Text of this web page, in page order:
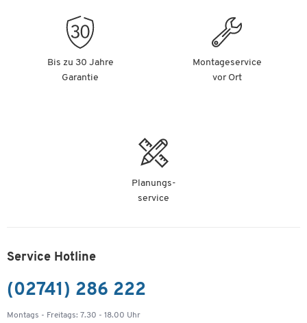
Inhalte
Der beste Bürostuhl für Sie: So finden Sie ihn
Welcher Bürostuhl ist der richtige? Mechaniken und
Funktionen
Produktfamilie SSI Proline
Welche Bürostuhlrollen für welchen Boden?
Bürostuhl austauschen?
Wer zahlt den ergonomischen Bürostuhl?
Der Chefsessel: Höchster Komfort am Arbeitsplatz
Reinigung und Pflege
Bis zu 30 Jahre
Garantie
Montageservice
vor Ort
Planungs-
service
Service Hotline
(02741) 286 222
Montags - Freitags: 7.30 - 18.00 Uhr